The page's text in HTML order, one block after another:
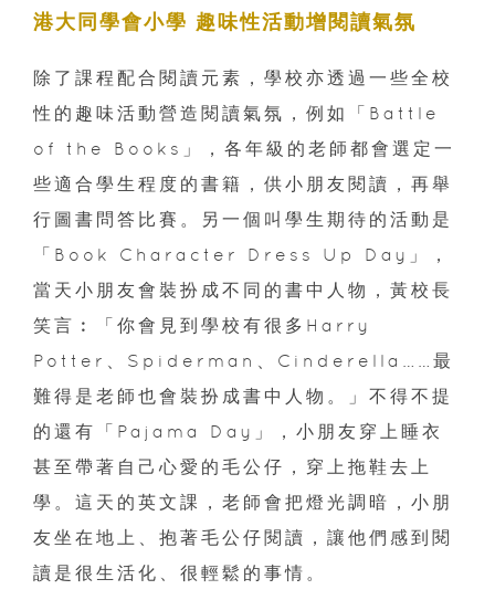
港大同學會小學 趣味性活動增閱讀氣氛
除了課程配合閱讀元素，學校亦透過一些全校
性的趣味活動營造閱讀氣氛，例如「Battle
of the Books」，各年級的老師都會選定一
些適合學生程度的書籍，供小朋友閱讀，再舉
行圖書問答比賽。另一個叫學生期待的活動是
「Book Character Dress Up Day」，
當天小朋友會裝扮成不同的書中人物，黃校長
笑言︰「你會見到學校有很多Harry
Potter、Spiderman、Cinderella……最
難得是老師也會裝扮成書中人物。」不得不提
的還有「Pajama Day」，小朋友穿上睡衣
甚至帶著自己心愛的毛公仔，穿上拖鞋去上
學。這天的英文課，老師會把燈光調暗，小朋
友坐在地上、抱著毛公仔閱讀，讓他們感到閱
讀是很生活化、很輕鬆的事情。